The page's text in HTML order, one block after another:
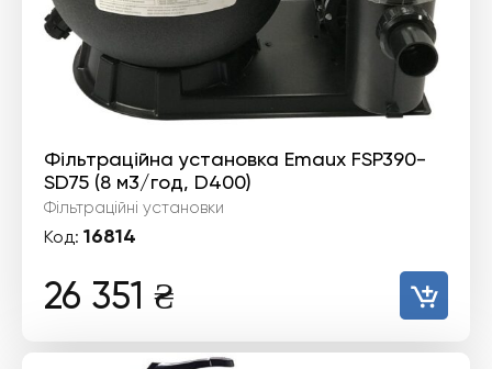
Фільтраційна установка Emaux FSP390-
SD75 (8 м3/год, D400)
Фільтраційні установки
Код: 16814
26 351 ₴